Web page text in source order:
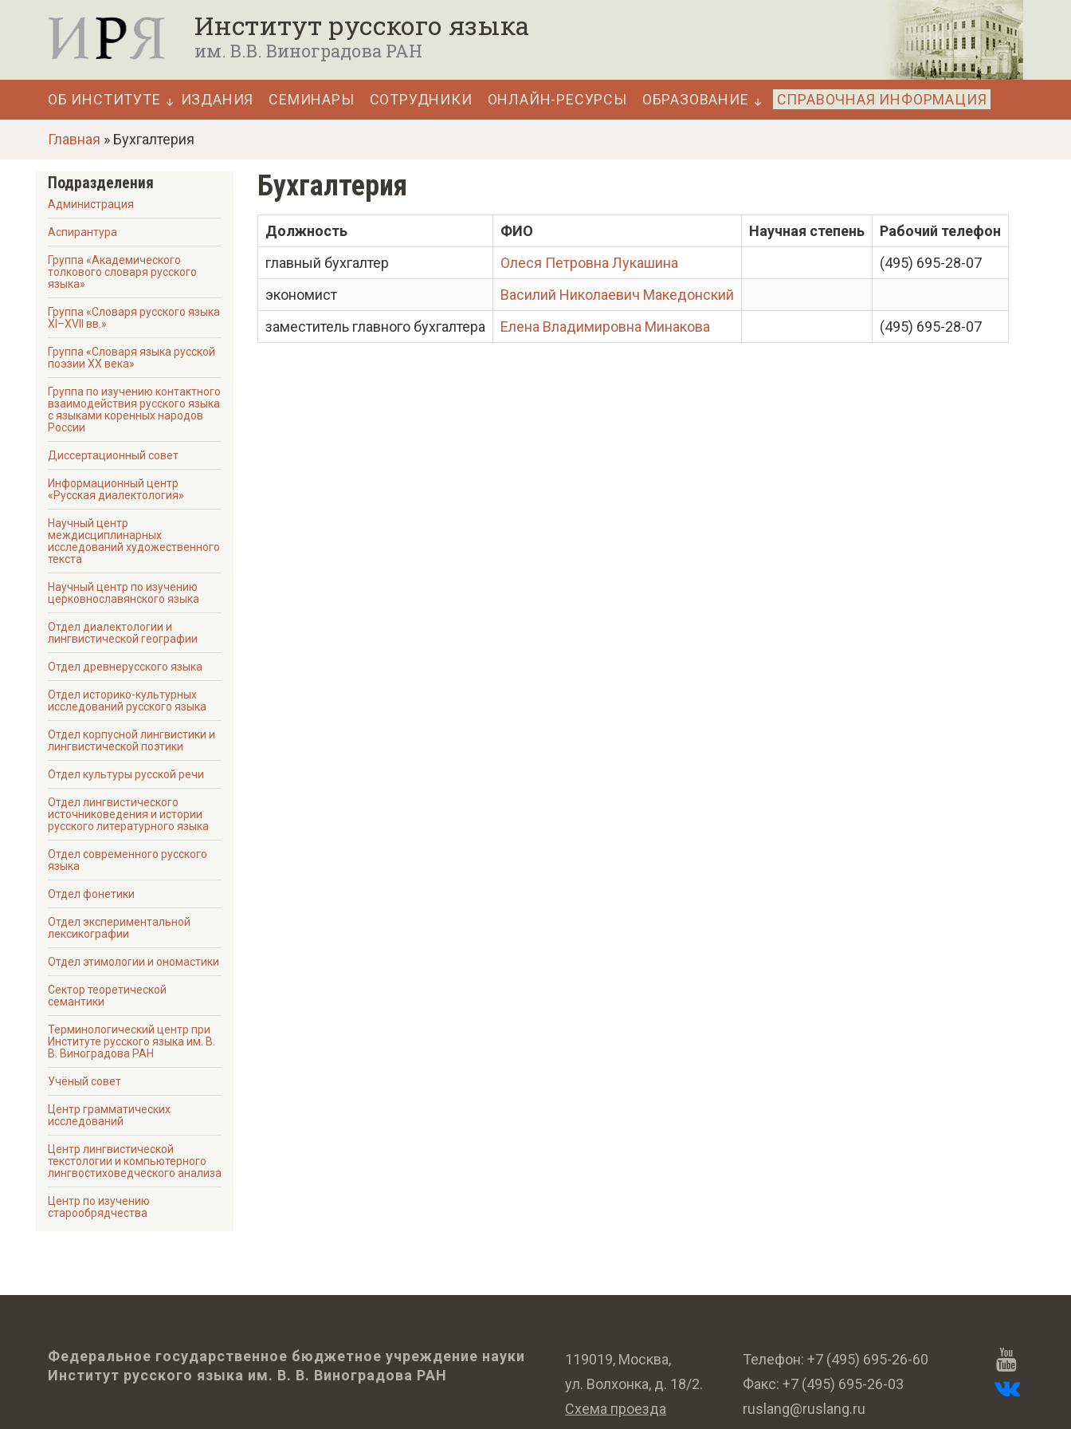
Институт русского языка
им. В.В. Виноградова РАН
Основная
навигация
ОБ ИНСТИТУТЕ ИЗДАНИЯ СЕМИНАРЫ СОТРУДНИКИ ОНЛАЙН-РЕСУРСЫ ОБРАЗОВАНИЕ СПРАВОЧНАЯ ИНФОРМАЦИЯ
Главная » Бухгалтерия
Подразделения
Администрация
Аспирантура
Группа «Академического
толкового словаря русского
языка»
Группа «Словаря русского языка
XI–XVII вв.»
Группа «Словаря языка русской
поэзии ХХ века»
Группа по изучению контактного
взаимодействия русского языка
с языками коренных народов
России
Диссертационный совет
Информационный центр
«Русская диалектология»
Научный центр
междисциплинарных
исследований художественного
текста
Научный центр по изучению
церковнославянского языка
Отдел диалектологии и
лингвистической географии
Отдел древнерусского языка
Отдел историко-культурных
исследований русского языка
Отдел корпусной лингвистики и
лингвистической поэтики
Отдел культуры русской речи
Отдел лингвистического
источниковедения и истории
русского литературного языка
Отдел современного русского
языка
Отдел фонетики
Отдел экспериментальной
лексикографии
Отдел этимологии и ономастики
Сектор теоретической
семантики
Терминологический центр при
Институте русского языка им. В.
В. Виноградова РАН
Учёный совет
Центр грамматических
исследований
Центр лингвистической
текстологии и компьютерного
лингвостиховедческого анализа
Центр по изучению
старообрядчества
Бухгалтерия
Должность ФИО Научная степень
Рабочий телефон
главный бухгалтер
Олеся Петровна Лукашина
(495) 695-28-07
экономист
Василий Николаевич Македонский
заместитель главного бухгалтера
Елена Владимировна Минакова (495) 695-28-07
Федеральное государственное бюджетное учреждение науки
Институт русского языка им. В. В. Виноградова РАН
119019, Москва,
ул. Волхонка, д. 18/2.
Схема проезда
Телефон: +7 (495) 695-26-60
Факс: +7 (495) 695-26-03
ruslang@ruslang.ru